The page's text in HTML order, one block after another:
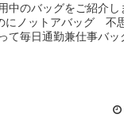
中のバッグをご紹介し
ノットアバッグ 不
て毎日通勤兼仕事バッ